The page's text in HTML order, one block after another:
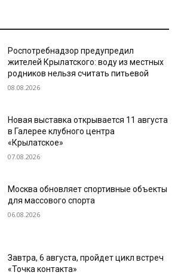
Роспотребнадзор предупредил
жителей Крылатского: воду из местных
родников нельзя считать питьевой
08.08.2026
Новая выставка открывается 11 августа
в Галерее клубного центра
«Крылатское»
07.08.2026
Москва обновляет спортивные объекты
для массового спорта
06.08.2026
Завтра, 6 августа, пройдет цикл встреч
«Точка контакта»